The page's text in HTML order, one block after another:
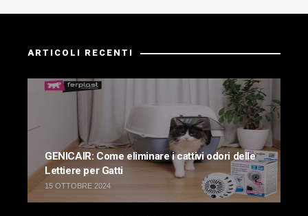
ARTICOLI RECENTI
GENICAIR: Come eliminare i cattivi odori delle
Lettiere per Gatti
15 OTTOBRE 2024